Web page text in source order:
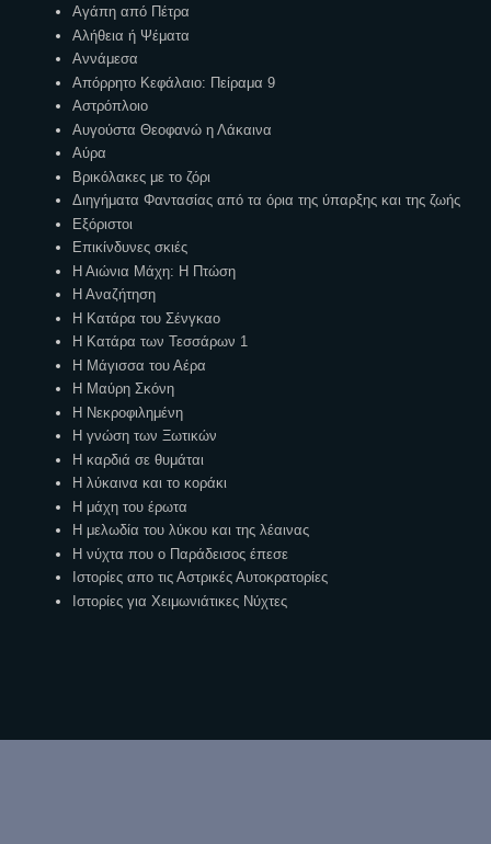
Αγάπη από Πέτρα
Αλήθεια ή Ψέματα
Αννάμεσα
Απόρρητο Κεφάλαιο: Πείραμα 9
Αστρόπλοιο
Αυγούστα Θεοφανώ η Λάκαινα
Αύρα
Βρικόλακες με το ζόρι
Διηγήματα Φαντασίας από τα όρια της ύπαρξης και της ζωής
Εξόριστοι
Επικίνδυνες σκιές
Η Αιώνια Μάχη: Η Πτώση
Η Αναζήτηση
Η Κατάρα του Σένγκαο
Η Κατάρα των Τεσσάρων 1
Η Μάγισσα του Αέρα
Η Μαύρη Σκόνη
Η Νεκροφιλημένη
Η γνώση των Ξωτικών
Η καρδιά σε θυμάται
Η λύκαινα και το κοράκι
Η μάχη του έρωτα
Η μελωδία του λύκου και της λέαινας
Η νύχτα που ο Παράδεισος έπεσε
Ιστορίες απο τις Αστρικές Αυτοκρατορίες
Ιστορίες για Χειμωνιάτικες Νύχτες